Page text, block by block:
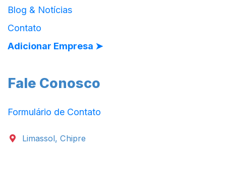
Blog & Notícias
Contato
Adicionar Empresa ➤
Fale Conosco
Formulário de Contato
Limassol, Chipre